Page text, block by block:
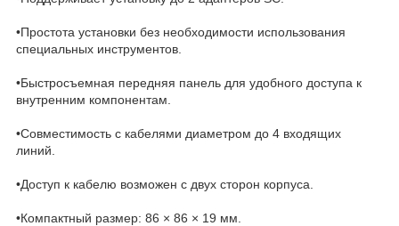
•Простота установки без необходимости использования
специальных инструментов.
•Быстросъемная передняя панель для удобного доступа к
внутренним компонентам.
•Совместимость с кабелями диаметром до 4 входящих
линий.
•Доступ к кабелю возможен с двух сторон корпуса.
•Компактный размер: 86 × 86 × 19 мм.